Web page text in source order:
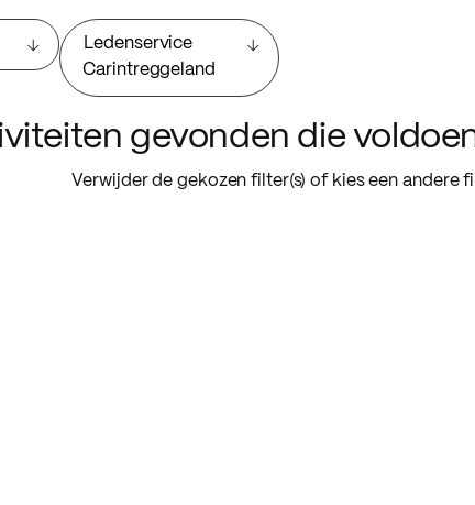
Ledenservice
Carintreggeland
gevonden die
Verwijder de gekozen filter(s) of kies een andere